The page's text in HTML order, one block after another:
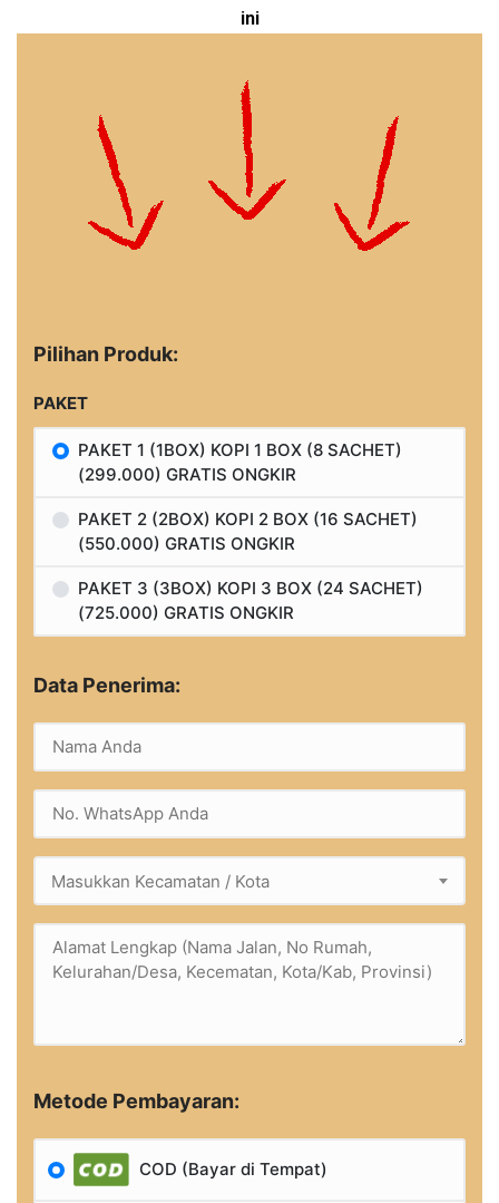
ini
Pilihan Produk:
PAKET
PAKET 1 (1BOX) KOPI 1 BOX (8 SACHET)
(299.000) GRATIS ONGKIR
PAKET 2 (2BOX) KOPI 2 BOX (16 SACHET)
(550.000) GRATIS ONGKIR
PAKET 3 (3BOX) KOPI 3 BOX (24 SACHET)
(725.000) GRATIS ONGKIR
Data Penerima:
Masukkan Kecamatan / Kota
Metode Pembayaran:
COD (Bayar di Tempat)